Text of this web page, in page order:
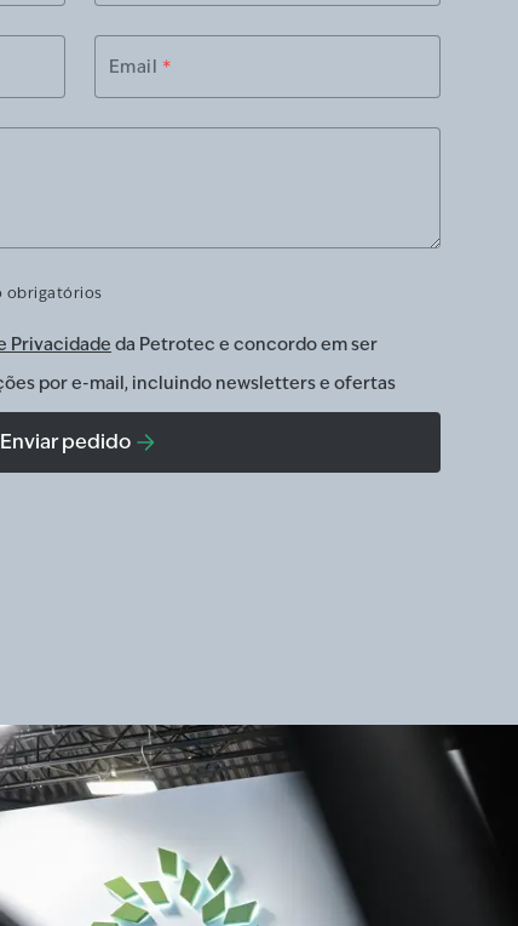
Email *
obrigatórios
Privacidade da Petrotec e concordo em ser
por e-mail, incluindo newsletters e ofertas
Enviar pedido